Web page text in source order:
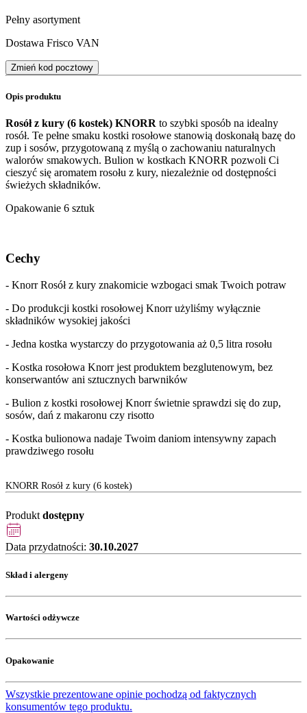
Pełny asortyment
Dostawa Frisco VAN
Zmień kod pocztowy
Opis produktu
Rosół z kury (6 kostek) KNORR to szybki sposób na idealny
rosół. Te pełne smaku kostki rosołowe stanowią doskonałą bazę do
zup i sosów, przygotowaną z myślą o zachowaniu naturalnych
walorów smakowych. Bulion w kostkach KNORR pozwoli Ci
cieszyć się aromatem rosołu z kury, niezależnie od dostępności
świeżych składników.
Opakowanie 6 sztuk
Cechy
- Knorr Rosół z kury znakomicie wzbogaci smak Twoich potraw
- Do produkcji kostki rosołowej Knorr użyliśmy wyłącznie
składników wysokiej jakości
- Jedna kostka wystarczy do przygotowania aż 0,5 litra rosołu
- Kostka rosołowa Knorr jest produktem bezglutenowym, bez
konserwantów ani sztucznych barwników
- Bulion z kostki rosołowej Knorr świetnie sprawdzi się do zup,
sosów, dań z makaronu czy risotto
- Kostka bulionowa nadaje Twoim daniom intensywny zapach
prawdziwego rosołu
KNORR Rosół z kury (6 kostek)
Produkt dostępny
Data przydatności: 30.10.2027
Skład i alergeny
Wartości odżywcze
Opakowanie
Wszystkie prezentowane opinie pochodzą od faktycznych
konsumentów tego produktu.